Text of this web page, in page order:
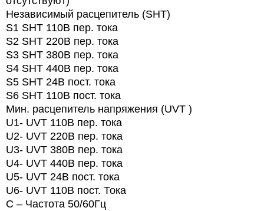
Независимый расцепитель (SHT)
S1 SHT 110В пер. тока
S2 SHT 220В пер. тока
S3 SHT 380В пер. тока
S4 SHT 440В пер. тока
S5 SHT 24В пост. тока
S6 SHT 110В пост. тока
Мин. расцепитель напряжения (UVT )
U1- UVT 110В пер. тока
U2- UVT 220В пер. тока
U3- UVT 380В пер. тока
U4- UVT 440В пер. тока
U5- UVT 24В пост. тока
U6- UVT 110В пост. Тока
С – Частота 50/60Гц